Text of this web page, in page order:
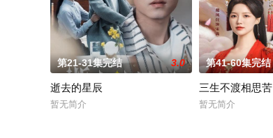
第21-31集完结 3.0
逝去的星辰
暂无简介
第41-60集完结
三生不渡相思苦
暂无简介